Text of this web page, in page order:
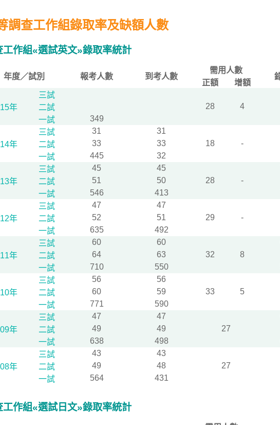
調查工作組錄取率及缺額人數
工作組«選試英文»錄取率統計
年度／試別 報考人數 到考人數
需用人數
正額 增額
年
三試
28
4
二試
一試
349
年
三試 31
31
18
-
二試
33 33
一試
445 32
年
三試 45
45
28
-
二試
51 50
一試
546 413
年
三試 47
47
29
-
二試
52 51
一試
635 492
年
三試 60
60
32
8
二試
64 63
一試
710 550
年
三試 56
56
33
5
二試
60 59
一試
771 590
年
三試 47
47
27
二試
49 49
一試
638 498
年
三試 43
43
27
二試
49 48
一試
564 431
工作組«選試日文»錄取率統計